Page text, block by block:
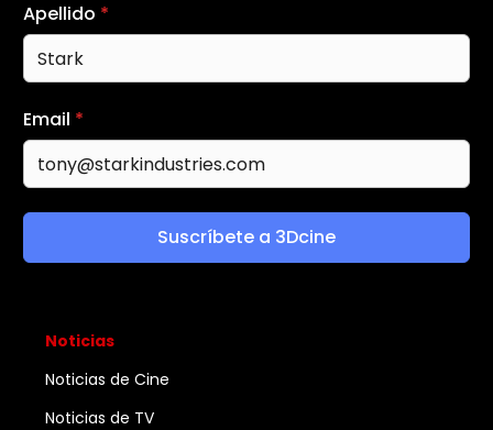
Apellido *
Email *
Suscríbete a 3Dcine
Noticias
Noticias de Cine
Noticias de TV